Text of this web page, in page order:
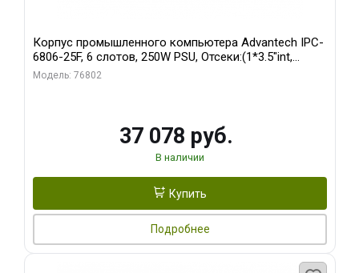
Корпус промышленного компьютера Advantech IPC-
6806-25F, 6 слотов, 250W PSU, Отсеки:(1*3.5"int,
1*3.5"ext)
Модель: 76802
37 078 руб.
В наличии
Купить
Подробнее